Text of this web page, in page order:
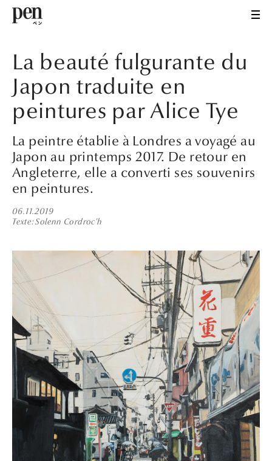
La beauté fulgurante du
Japon traduite en
peintures par Alice Tye
La peintre établie à Londres a voyagé au
Japon au printemps 2017. De retour en
Angleterre, elle a converti ses souvenirs
en peintures.
06.11.2019
Texte Solenn Cordroc'h